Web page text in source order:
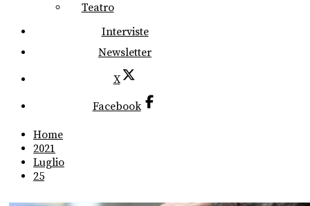
Teatro
Interviste
Newsletter
X
Facebook
Home
2021
Luglio
25